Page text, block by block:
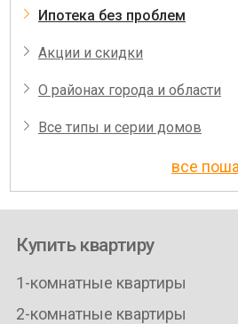
Ипотека без проблем
Акции и скидки
О районах города и области
Все типы и серии домов
все
Купить квартиру
1-комнатные квартиры
2-комнатные квартиры